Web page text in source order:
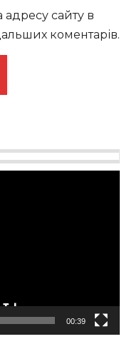
адресу сайту в
коментарів.
00:39